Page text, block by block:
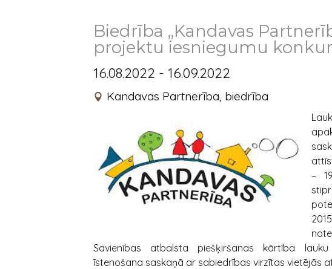
Biedrība „Kandavas
projektu iesniegumu
16.08.2022 - 16.09.2022
Kandavas Partnerība, biedrība
–
Savienības atbalsta piešķiršanas kārtība
īstenošana saskaņā ar sabiedrības virzītas vietējās